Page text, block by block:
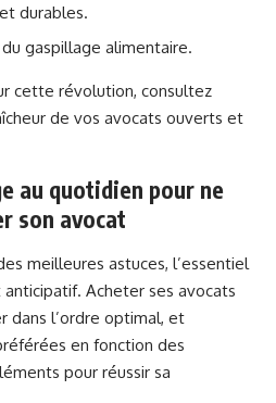
durables.
gaspillage alimentaire.
cette révolution, consultez
de vos avocats ouverts et
au quotidien pour ne
son avocat
meilleures astuces, l’essentiel
Acheter ses avocats
dans l’ordre optimal, et
en fonction des
pour réussir sa